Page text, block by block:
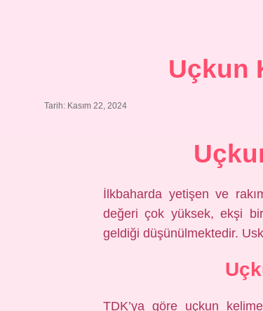
Uçkun
Tarih: Kasım 22, 2024
İlkbaharda yetişen ve
değeri çok yüksek, ekşi
geldiği düşünülmektedir.
TDK’ya göre uçkun